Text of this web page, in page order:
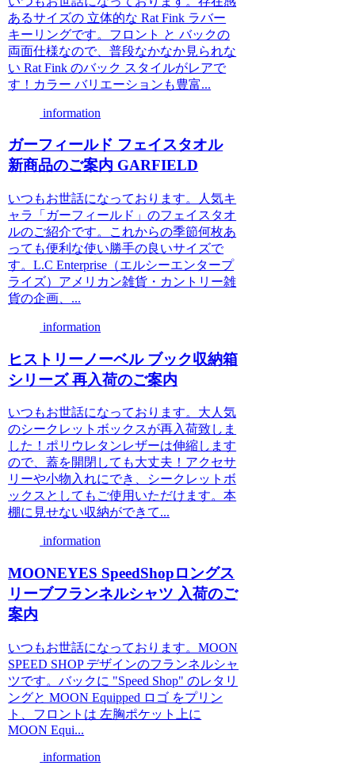
あるサイズの 立体的な Rat Fink ラバー
キーリングです。フロント と バックの
両面仕様なので、普段なかなか見られな
い Rat Fink のバック スタイルがレアで
す！カラー バリエーションも豊富...
information
ガーフィールド フェイスタオル
新商品のご案内 GARFIELD
いつもお世話になっております。人気キ
ャラ「ガーフィールド」のフェイスタオ
ルのご紹介です。これからの季節何枚あ
っても便利な使い勝手の良いサイズで
す。L.C Enterprise（エルシーエンタープ
ライズ）アメリカン雑貨・カントリー雑
貨の企画、...
information
ヒストリーノーベル ブック収納箱
シリーズ 再入荷のご案内
いつもお世話になっております。大人気
のシークレットボックスが再入荷致しま
した！ポリウレタンレザーは伸縮します
ので、蓋を開閉しても大丈夫！アクセサ
リーや小物入れにでき、シークレットボ
ックスとしてもご使用いただけます。本
棚に見せない収納ができて...
information
MOONEYES SpeedShopロングス
リーブフランネルシャツ 入荷のご
案内
いつもお世話になっております。MOON
SPEED SHOP デザインのフランネルシャ
ツです。バックに "Speed Shop" のレタリ
ングと MOON Equipped ロゴ をプリン
ト、フロントは 左胸ポケット上に
MOON Equi...
information